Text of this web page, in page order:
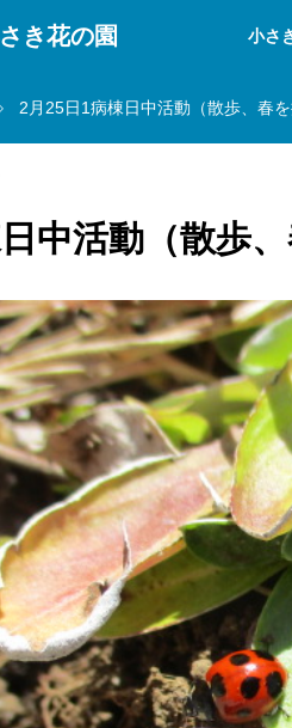
き花の園 小さ
2月25日1病棟日中活動（散歩、春を
中活動（散歩、